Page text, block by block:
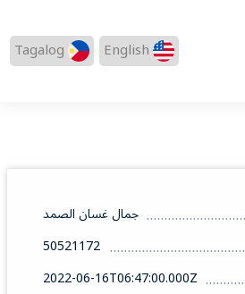
English
Tagalog
جمال غسان الصمد
50521172
2022-06-16T06:47:00.000Z